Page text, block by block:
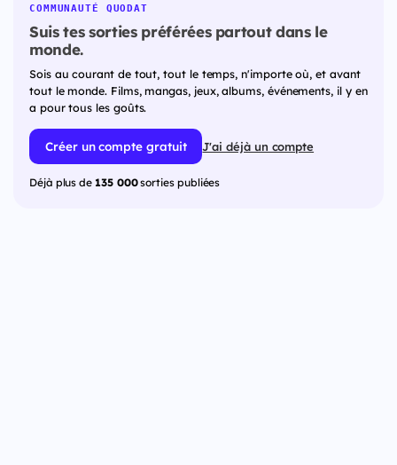
COMMUNAUTÉ QUODAT
Suis tes sorties préférées partout dans le
monde.
Sois au courant de tout, tout le temps, n'importe où, et avant
tout le monde. Films, mangas, jeux, albums, événements, il y en
a pour tous les goûts.
Créer un compte gratuit J'ai déjà un compte
Déjà plus de 135 000sorties publiées